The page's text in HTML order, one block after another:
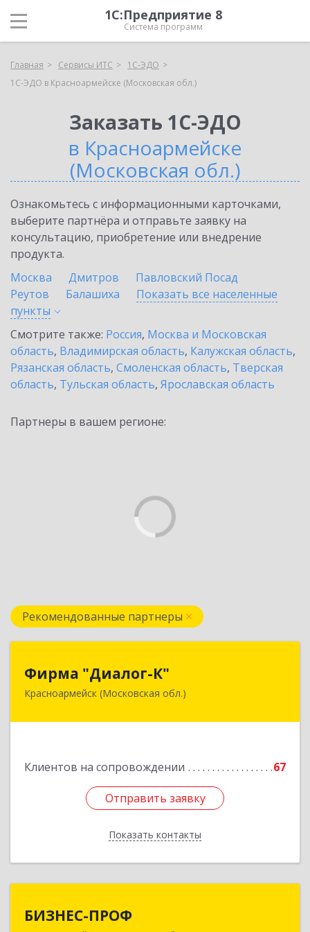
1С:Предприятие 8
Система программ
Главная Сервисы ИТС
1С-ЭДО
1С-ЭДО в Красноармейске (Московская обл.)
Заказать 1С-ЭДО
в Красноармейске
(Московская обл.)
Ознакомьтесь с информационными карточками,
выберите партнёра и отправьте заявку на
консультацию, приобретение или внедрение
продукта.
Москва
Дмитров
Павловский Посад
Реутов
Балашиха
Показать все населенные
пункты
Смотрите также: Россия, Москва и Московская
область, Владимирская область, Калужская область,
Рязанская область, Смоленская область, Тверская
область, Тульская область, Ярославская область
Партнеры в вашем регионе:
Рекомендованные партнеры
Фирма "Диалог-К"
Красноармейск (Московская обл.)
Клиентов на сопровождении 67
Отправить заявку
Показать контакты
141292, Московская обл, Красноармейск г,
Отправить заявку
Назад
БИЗНЕС-ПРОФ